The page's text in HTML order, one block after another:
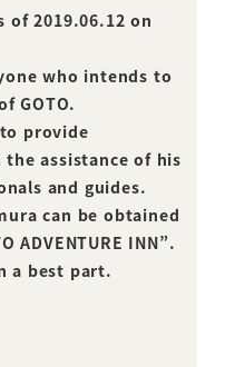
of 2019.06.12 on
who intends to
GOTO.
provide
assistance of his
and guides.
can be obtained
ADVENTURE INN”.
a best part.